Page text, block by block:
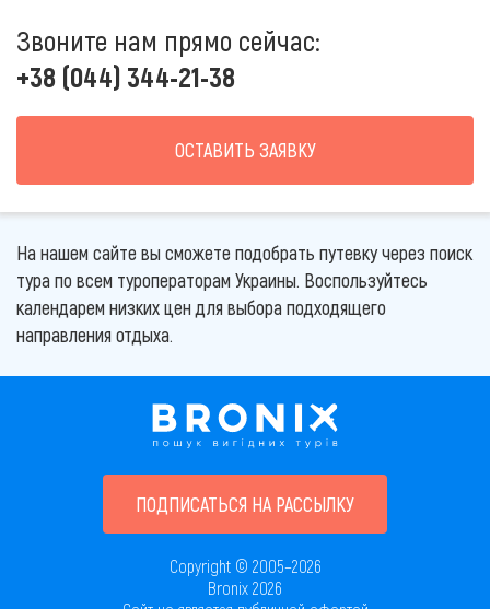
Звоните нам прямо сейчас:
+38 (044) 344-21-38
ОСТАВИТЬ ЗАЯВКУ
На нашем сайте вы сможете подобрать путевку через поиск
тура по всем туроператорам Украины. Воспользуйтесь
календарем низких цен для выбора подходящего
направления отдыха.
ПОДПИСАТЬСЯ НА РАССЫЛКУ
Copyright © 2005–2026
Bronix 2026